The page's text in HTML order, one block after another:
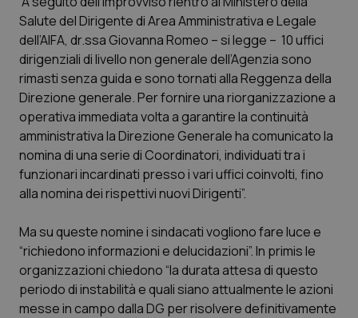
Abruzzo
Basilicata
Calabria
Campania
Emilia-Romagna
Friuli Venezia Giulia
Lazio
QS Pro Gold
Artrite & artrosi
Asma & BPCO
Car-T
Colesterolo & coronaropatie
Dermatite Atopica
Diabete & glucometri
QS Club Newsletter
Salute del Dirigente di Area Amministrativa e Legale
dell’AIFA, dr.ssa Giovanna Romeo – si legge – 10 uffici
dirigenziali di livello non generale dell’Agenzia sono
rimasti senza guida e sono tornati alla Reggenza della
Direzione generale. Per fornire una riorganizzazione a
operativa immediata volta a garantire la continuità
amministrativa la Direzione Generale ha comunicato la
nomina di una serie di Coordinatori, individuati tra i
funzionari incardinati presso i vari uffici coinvolti, fino
alla nomina dei rispettivi nuovi Dirigenti”.
Ma su queste nomine i sindacati vogliono fare luce e
“richiedono informazioni e delucidazioni”. In primis le
organizzazioni chiedono “la durata attesa di questo
periodo di instabilità e quali siano attualmente le azioni
messe in campo dalla DG per risolvere definitivamente